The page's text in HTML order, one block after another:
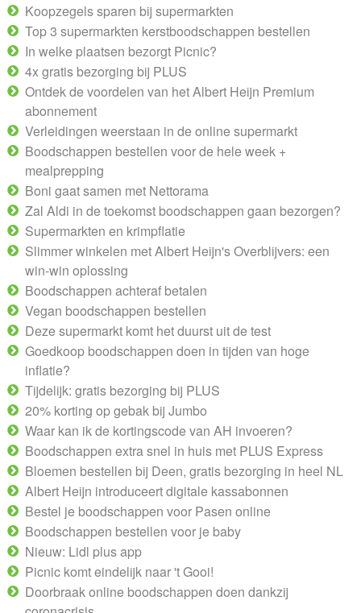
Koopzegels sparen bij supermarkten
Top 3 supermarkten kerstboodschappen bestellen
In welke plaatsen bezorgt Picnic?
4x gratis bezorging bij PLUS
Ontdek de voordelen van het Albert Heijn Premium
abonnement
Verleidingen weerstaan in de online supermarkt
Boodschappen bestellen voor de hele week +
mealprepping
Boni gaat samen met Nettorama
Zal Aldi in de toekomst boodschappen gaan bezorgen?
Supermarkten en krimpflatie
Slimmer winkelen met Albert Heijn's Overblijvers: een
win-win oplossing
Boodschappen achteraf betalen
Vegan boodschappen bestellen
Deze supermarkt komt het duurst uit de test
Goedkoop boodschappen doen in tijden van hoge
inflatie?
Tijdelijk: gratis bezorging bij PLUS
20% korting op gebak bij Jumbo
Waar kan ik de kortingscode van AH invoeren?
Boodschappen extra snel in huis met PLUS Express
Bloemen bestellen bij Deen, gratis bezorging in heel NL
Albert Heijn introduceert digitale kassabonnen
Bestel je boodschappen voor Pasen online
Boodschappen bestellen voor je baby
Nieuw: Lidl plus app
Picnic komt eindelijk naar 't Gooi!
Doorbraak online boodschappen doen dankzij